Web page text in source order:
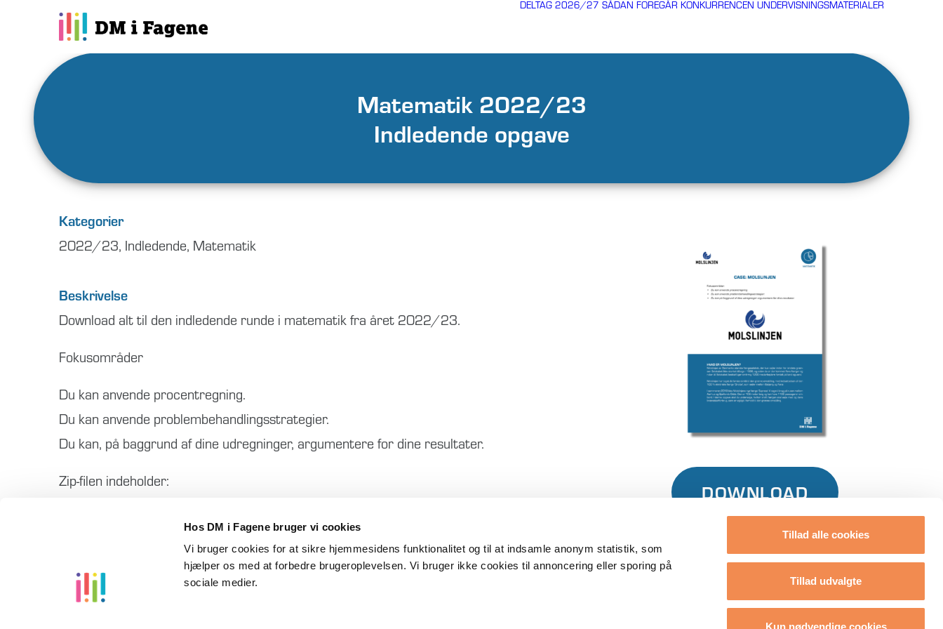
Hos DM i Fagene bruger vi cookies
Vi bruger cookies for at sikre hjemmesidens funktionalitet og til at indsamle anonym statistik, som
hjælper os med at forbedre brugeroplevelsen. Vi bruger ikke cookies til annoncering eller sporing på
sociale medier.
Tillad alle cookies
Tillad udvalgte
Kun nødvendige cookies
DELTAG 2026/27 SÅDAN FOREGÅR KONKURRENCEN UNDERVISNINGSMATERIALER
Matematik 2022/23
Indledende opgave
Kategorier
2022/23, Indledende, Matematik
Beskrivelse
Download alt til den indledende runde i matematik fra året 2022/23.
Fokusområder
Du kan anvende procentregning.
Du kan anvende problembehandlingsstrategier.
Du kan, på baggrund af dine udregninger, argumentere for dine resultater.
Zip-filen indeholder:
DOWNLOAD